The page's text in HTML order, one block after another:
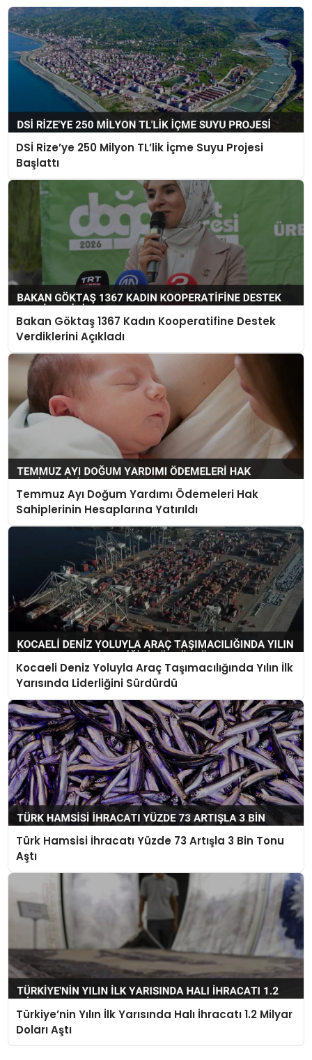
DSİ Rize’ye 250 Milyon TL’lik İçme Suyu Projesi
Başlattı
Bakan Göktaş 1367 Kadın Kooperatifine Destek
Verdiklerini Açıkladı
Temmuz Ayı Doğum Yardımı Ödemeleri Hak
Sahiplerinin Hesaplarına Yatırıldı
Kocaeli Deniz Yoluyla Araç Taşımacılığında Yılın İlk
Yarısında Liderliğini Sürdürdü
Türk Hamsisi İhracatı Yüzde 73 Artışla 3 Bin Tonu
Aştı
Türkiye’nin Yılın İlk Yarısında Halı İhracatı 1.2 Milyar
Doları Aştı